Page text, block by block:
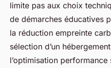
limite pas aux choix
de démarches éducatives
la réduction empreinte
sélection d’un
l’optimisation